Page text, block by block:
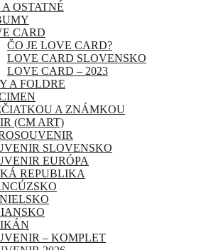
OSTATNÉ
CARD
ČO JE LOVE CARD?
LOVE CARD SLOVENSKO
LOVE CARD – 2023
A FOLDRE
A ZNÁMKOU
(CM ART)
SLOVENSKO
EURÓPA
REPUBLIKA
– KOMPLET